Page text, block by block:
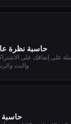
حاسبة نظرة
على إنفاقك على
والبث
حاسبة